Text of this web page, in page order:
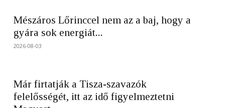
Mészáros Lőrinccel nem az a baj, hogy a
gyára sok energiát...
2026-08-03
Már firtatják a Tisza-szavazók
felelősségét, itt az idő figyelmeztetni